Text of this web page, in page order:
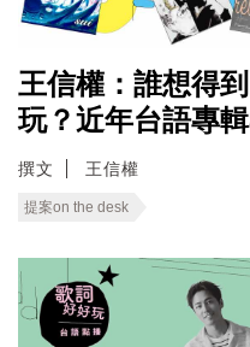
王信權：誰想得
玩？近年台語專
撰文 王信權
提案on the desk